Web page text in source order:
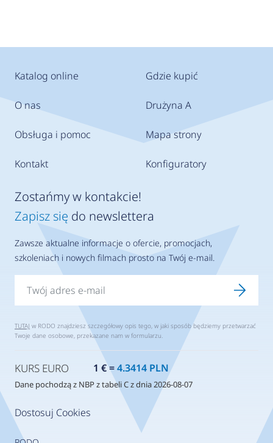
Katalog online
O nas
Obsługa i pomoc
Kontakt
Gdzie kupić
Drużyna A
Mapa strony
Konfiguratory
Dostosuj Cookies
Zostańmy w kontakcie!
Zapisz się do newslettera
Zawsze aktualne informacje o ofercie, promocjach,
szkoleniach i nowych filmach prosto na Twój e-mail.
TUTAJ w RODO znajdziesz szczegółowy opis tego, w jaki sposób będziemy przetwarzać
Twoje dane osobowe, przekazane nam w formularzu.
KURS EURO 1 € =4.3414 PLN
Dane pochodzą z NBP z tabeli C z dnia 2026-08-07